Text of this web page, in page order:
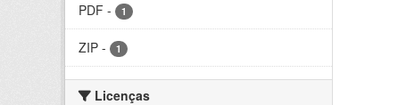
PDF - 1
ZIP - 1
Licenças